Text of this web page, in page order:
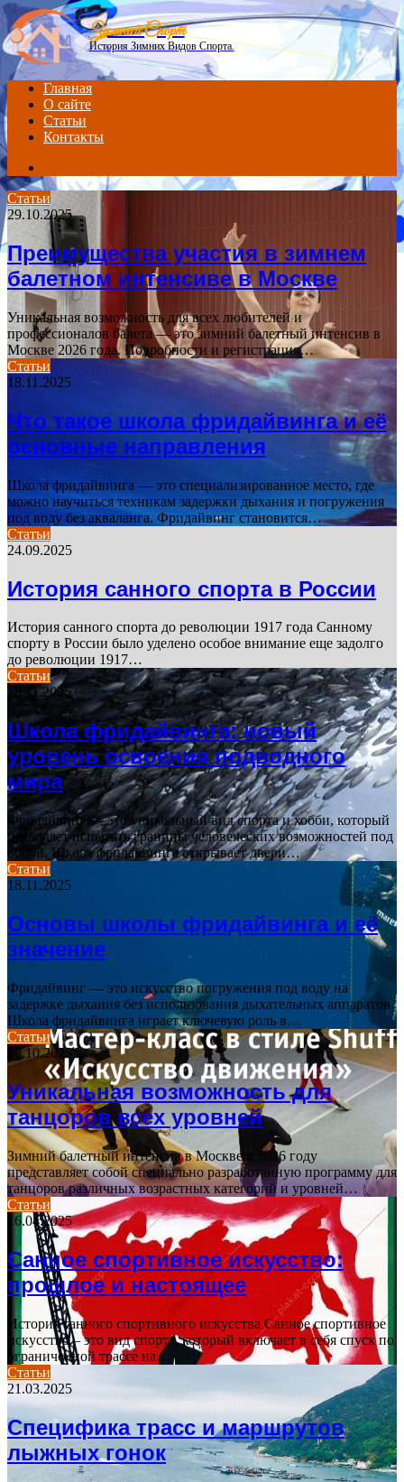
Menu
Зимний Спорт
История Зимних Видов Спорта.
Главная
О сайте
Статьи
Контакты
for
Статьи
29.10.2025
Преимущества участия в зимнем
балетном интенсиве в Москве
Уникальная возможность для всех любителей и
профессионалов балета — это зимний балетный интенсив в
Москве 2026 года. Подробности и регистрация…
Статьи
18.11.2025
Что такое школа фридайвинга и её
основные направления
Школа фридайвинга — это специализированное место, где
можно научиться техникам задержки дыхания и погружения
под воду без акваланга. Фридайвинг становится…
Статьи
24.09.2025
История санного спорта в России
История санного спорта до революции 1917 года Санному
спорту в России было уделено особое внимание еще задолго
до революции 1917…
Статьи
18.11.2025
Школа фридайвинга: новый
уровень освоения подводного
мира
Фридайвинг — это уникальный вид спорта и хобби, который
позволяет испытать границы человеческих возможностей под
водой. Школа фридайвинга открывает двери…
Статьи
18.11.2025
Основы школы фридайвинга и её
значение
Фридайвинг — это искусство погружения под воду на
задержке дыхания без использования дыхательных аппаратов.
Школа фридайвинга играет ключевую роль в…
Статьи
29.10.2025
Уникальная возможность для
танцоров всех уровней
Зимний балетный интенсив в Москве в 2026 году
представляет собой специально разработанную программу для
танцоров различных возрастных категорий и уровней…
Статьи
16.04.2025
Санное спортивное искусство:
прошлое и настоящее
История санного спортивного искусства Санное спортивное
искусство – это вид спорта, который включает в себя спуск по
ограниченной трассе на…
Статьи
21.03.2025
Специфика трасс и маршрутов
лыжных гонок